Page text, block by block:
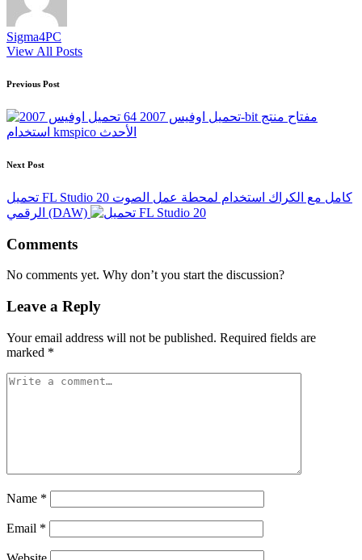
Sigma4PC
View All Posts
Post
navigation
Previous Post
تحميل اوفيس 2007 64-bit مفتاح منتج
استخدام kmspico الأحدث
Next Post
تحميل FL Studio 20 كامل مع الكراك استخدام لمحطة عمل الصوت
الرقمي (DAW)
Comments
No comments yet. Why don’t you start the discussion?
Leave a Reply
Your email address will not be published. Required fields are
marked *
Name *
Email *